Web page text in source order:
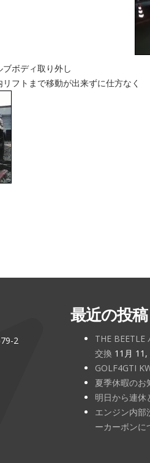
ボディ取り外し
フトまで移動が出来ずに仕方なく
2
最近の投稿
THE BEETLE
交換 11月 11,
GOLF4GTI
夏季休暇のお
明日から連休
エンジン内部
ーカーボンに